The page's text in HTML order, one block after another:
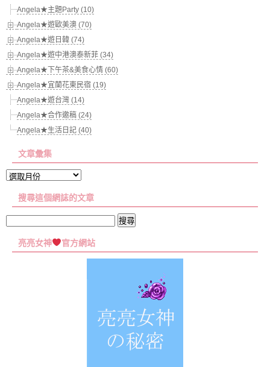
Angela★主題Party (10)
Angela★遊歐美澳 (70)
Angela★遊日韓 (74)
Angela★遊中港澳泰新菲 (34)
Angela★下午茶&美食心情 (60)
Angela★宜蘭花東民宿 (19)
Angela★遊台灣 (14)
Angela★合作邀稿 (24)
Angela★生活日記 (40)
文章彙集
文
彙
搜尋這個網誌的文章
關
亮亮女神 官方網站